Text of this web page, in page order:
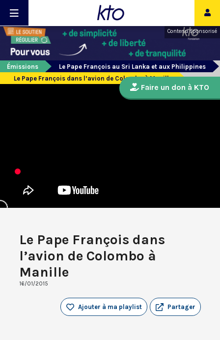
Contenu sponsorisé
Émissions
Le Pape François au Sri Lanka et aux Philippines
Le Pape François dans l’avion de Colombo à Manille
Le Pape François dans
l’avion de Colombo à
Manille
16/01/2015
Partager
Ajouter à ma playlist
Faire un don à KTO